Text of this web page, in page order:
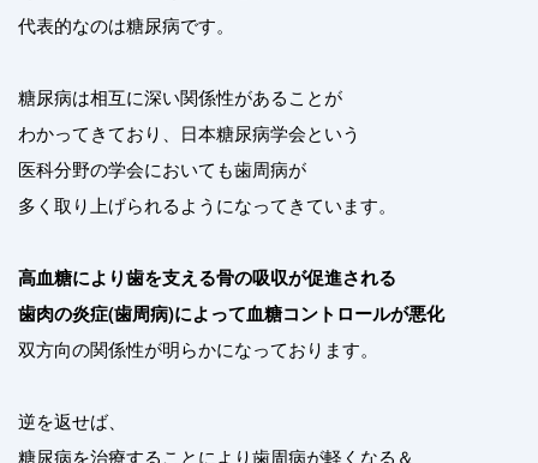
代表的なのは糖尿病です。
糖尿病は相互に深い関係性があることが
わかってきており、日本糖尿病学会という
医科分野の学会においても歯周病が
多く取り上げられるようになってきています。
高血糖により歯を支える骨の吸収が促進される
歯肉の炎症(歯周病)によって血糖コントロールが悪化
双方向の関係性が明らかになっております。
逆を返せば、
糖尿病を治療することにより歯周病が軽くなる＆